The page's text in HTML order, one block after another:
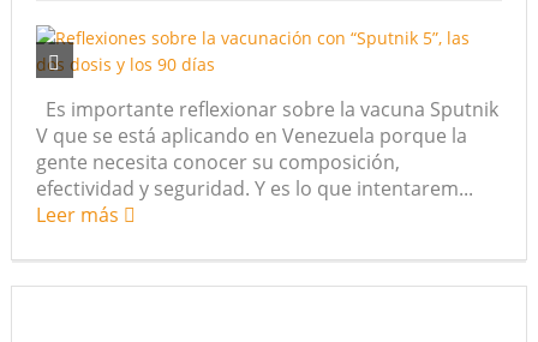
Es importante reflexionar sobre la vacuna Sputnik
V que se está aplicando en Venezuela porque la
gente necesita conocer su composición,
efectividad y seguridad. Y es lo que intentarem...
Leer más